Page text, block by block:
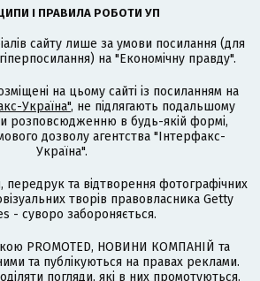
І ПРАВИЛА РОБОТИ УП
сайту лише за умови посилання (для
на "Економічну правду".
на цьому сайті із посиланням на
Україна", не підлягають подальшому
розповсюдженню в будь-якій формі,
дозволу агентства "Інтерфакс-
Україна".
передрук та відтворення фотографічних
творів правовласника Getty
- суворо забороняється.
PROMOTED, НОВИНИ КОМПАНІЙ та
та публікуються на правах реклами.
погляди, які в них промотуються.